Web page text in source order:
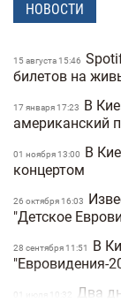
НОВОСТИ
15 августа 15:46
билетов на
17 января 17:23
В
американский
01 ноября 13:00
В
концертом
26 октября 16:03
"Детское
28 сентября 11:51
В
"Евровидения-
01 июля 10:32
Два